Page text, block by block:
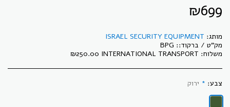
₪699
מותג: ISRAEL SECURITY EQUIPMENT
מק"ט / ברקוד:: BPG
משלוח: INTERNATIONAL TRANSPORT
₪250.00
צבע: * ירוק